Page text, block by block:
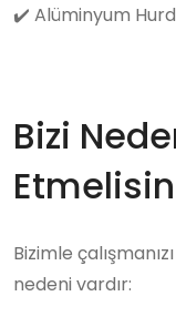
✔️ Alüminyum
Bizi
Bizimle
nedeni vardır: